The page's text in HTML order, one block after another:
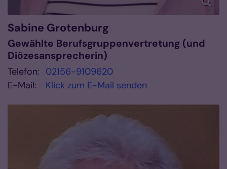
Sabine Grotenburg
Gewählte Berufsgruppenvertretung (und
Diözesansprecherin)
Telefon: 02156-9109620
E-Mail:
Klick zum E-Mail senden